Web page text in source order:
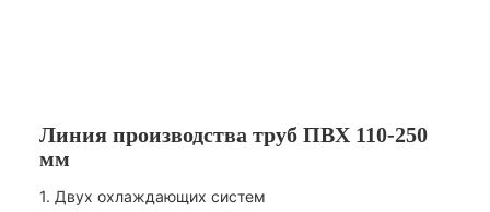
Линия производства труб ПВХ 110-250
мм
1. Двух охлаждающих систем